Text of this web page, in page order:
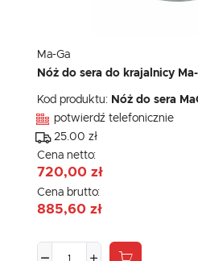
Ma-Ga
Nóż do sera do krajalnicy
Kod produktu: Nóż do sera
potwierdź telefonicznie
25.00 zł
Cena netto:
720,00 zł
Cena brutto:
885,60 zł